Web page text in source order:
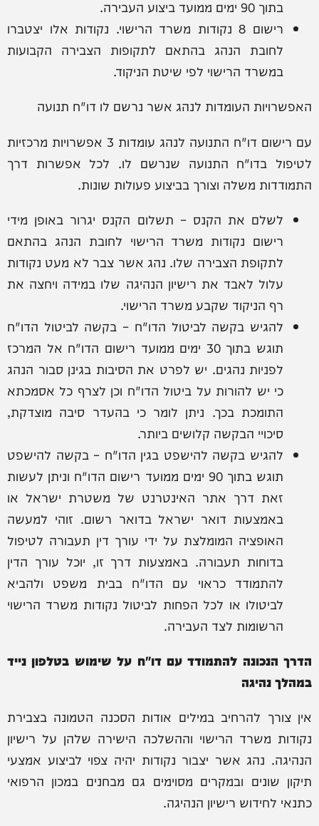
בתוך 90 ימים ממועד ביצוע העבירה.
רישום 8 נקודות משרד הרישוי. נקודות אלו יצטברו
לחובת הנהג בהתאם לתקופות הצבירה הקבועות
במשרד הרישוי לפי שיטת הניקוד.
האפשרויות העומדות לנהג אשר נרשם לו דו"ח תנועה
עם רישום דו"ח התנועה לנהג עומדות 3 אפשרויות מרכזיות
לטיפול בדו"ח התנועה שנרשם לו. לכל אפשרות דרך
התמודדות משלה וצורך בביצוע פעולות שונות.
לשלם את הקנס – תשלום הקנס יגרור באופן מידי
רישום נקודות משרד הרישוי לחובת הנהג בהתאם
לתקופת הצבירה שלו. נהג אשר צבר לא מעט נקודות
עלול לאבד את רישיון הנהיגה שלו במידה ויחצה את
רף הניקוד שקבע משרד הרישוי.
להגיש בקשה לביטול הדו"ח – בקשה לביטול הדו"ח
תוגש בתוך 30 ימים ממועד רישום הדו"ח אל המרכז
לפניות נהגים. יש לפרט את הסיבות בגינן סבור הנהג
כי יש להורות על ביטול הדו"ח וכן לצרף כל אסמכתא
התומכת בכך. ניתן לומר כי בהעדר סיבה מוצדקת,
סיכויי הבקשה קלושים ביותר.
להגיש בקשה להישפט בגין הדו"ח – בקשה להישפט
תוגש בתוך 90 ימים ממועד רישום הדו"ח וניתן לעשות
זאת דרך אתר האינטרנט של משטרת ישראל או
באמצעות דואר ישראל בדואר רשום. זוהי למעשה
האופציה המומלצת על ידי עורך דין תעבורה לטיפול
בדוחות תעבורה. באמצעות דרך זו, יוכל עורך הדין
להתמודד כראוי עם הדו"ח בבית משפט ולהביא
לביטולו או לכל הפחות לביטול נקודות משרד הרישוי
הרשומות לצד העבירה.
הדרך הנכונה להתמודד עם דו"ח על שימוש בטלפון נייד
במהלך נהיגה
אין צורך להרחיב במילים אודות הסכנה הטמונה בצבירת
נקודות משרד הרישוי וההשלכה הישירה שלהן על רישיון
הנהיגה. נהג אשר יצבור נקודות יהיה צפוי לביצוע אמצעי
תיקון שונים ובמקרים מסוימים גם מבחנים במכון הרפואי
כתנאי לחידוש רישיון הנהיגה.